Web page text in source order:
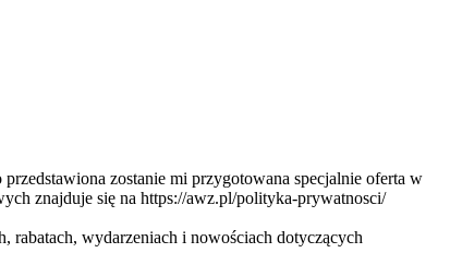
zostanie mi przygotowana specjalnie oferta w
znajduje się na https://awz.pl/polityka-prywatnosci/
wydarzeniach i nowościach dotyczących